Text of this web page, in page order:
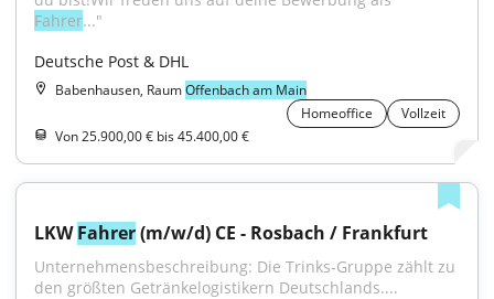
Fahrer..."
Deutsche Post & DHL
Babenhausen, RaumOffenbach am Main
Homeoffice
Vollzeit
Von 25.900,00 € bis 45.400,00 €
LKW Fahrer (m/w/d) CE - Rosbach / Frankfurt
Unternehmensbeschreibung: Die Trinks‑Gruppe zählt zu
den größten Getränkelogistikern Deutschlands....